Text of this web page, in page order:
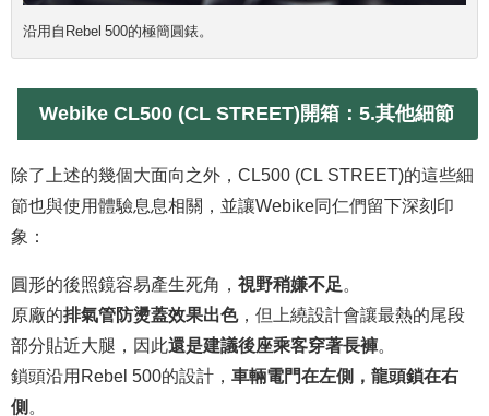
沿用自Rebel 500的極簡圓錶。
Webike CL500 (CL STREET)開箱：5.其他細節
除了上述的幾個大面向之外，CL500 (CL STREET)的這些細
節也與使用體驗息息相關，並讓Webike同仁們留下深刻印
象：
圓形的後照鏡容易產生死角， 視野稍嫌不足
原廠的排氣管防燙蓋效果出色 ，但上繞設計會讓最熱的尾段
部分貼近大腿，因此還是建議後座乘客穿著長褲
鎖頭沿用Rebel 500的設計， 車輛電門在左側，龍頭鎖在右
側